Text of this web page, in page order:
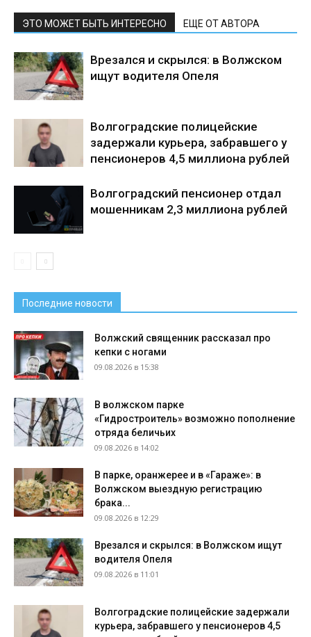
ЭТО МОЖЕТ БЫТЬ ИНТЕРЕСНО ЕЩЕ ОТ АВТОРА
Врезался и скрылся: в Волжском
ищут водителя Опеля
Волгоградские полицейские
задержали курьера, забравшего у
пенсионеров 4,5 миллиона рублей
Волгоградский пенсионер отдал
мошенникам 2,3 миллиона рублей
Последние новости
Волжский священник рассказал про
кепки с ногами
09.08.2026 в 15:38
В волжском парке
«Гидростроитель» возможно пополнение
отряда беличьих
09.08.2026 в 14:02
В парке, оранжерее и в «Гараже»: в
Волжском выездную регистрацию
брака...
09.08.2026 в 12:29
Врезался и скрылся: в Волжском ищут
водителя Опеля
09.08.2026 в 11:01
Волгоградские полицейские задержали
курьера, забравшего у пенсионеров 4,5